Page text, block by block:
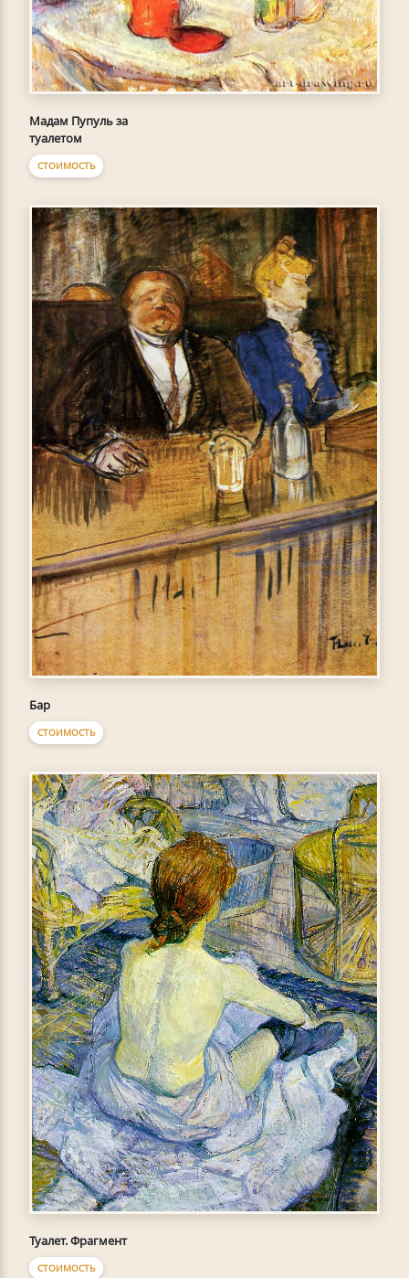
Мадам Пупуль за
туалетом
СТОИМОСТЬ
Бар
СТОИМОСТЬ
Туалет. Фрагмент
СТОИМОСТЬ